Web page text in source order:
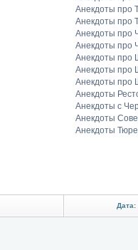
Анекдоты про
Анекдоты про
Анекдоты про
Анекдоты про
Анекдоты про
Анекдоты про
Анекдоты про
Анекдоты
Анекдоты с
Анекдоты
Анекдоты
Дата: